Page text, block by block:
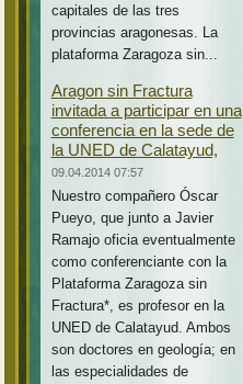
capitales de las tres
provincias aragonesas. La
plataforma Zaragoza sin...
Aragon sin Fractura
invitada a participar en una
conferencia en la sede de
la UNED de Calatayud,
09.04.2014 07:57
Nuestro compañero Óscar
Pueyo, que junto a Javier
Ramajo oficia eventualmente
como conferenciante con la
Plataforma Zaragoza sin
Fractura*, es profesor en la
UNED de Calatayud. Ambos
son doctores en geología; en
las especialidades de